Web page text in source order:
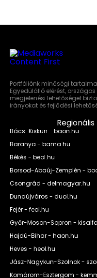
Portfóliónk minőségi
Egyedülálló elérést,
megjelenési lehetőséget
irányokat és fejlődési
Bács-Kiskun - baon.hu
Baranya - bama.hu
Békés - beol.hu
Borsod-Abaúj-Zemplén -
Csongrád - delmagyar.hu
Dunaújváros - duol.hu
Fejér - feol.hu
Győr-Moson-Sopron -
Hajdú-Bihar - haon.hu
Heves - heol.hu
Jász-Nagykun-Szolnok -
Komárom-Esztergom -